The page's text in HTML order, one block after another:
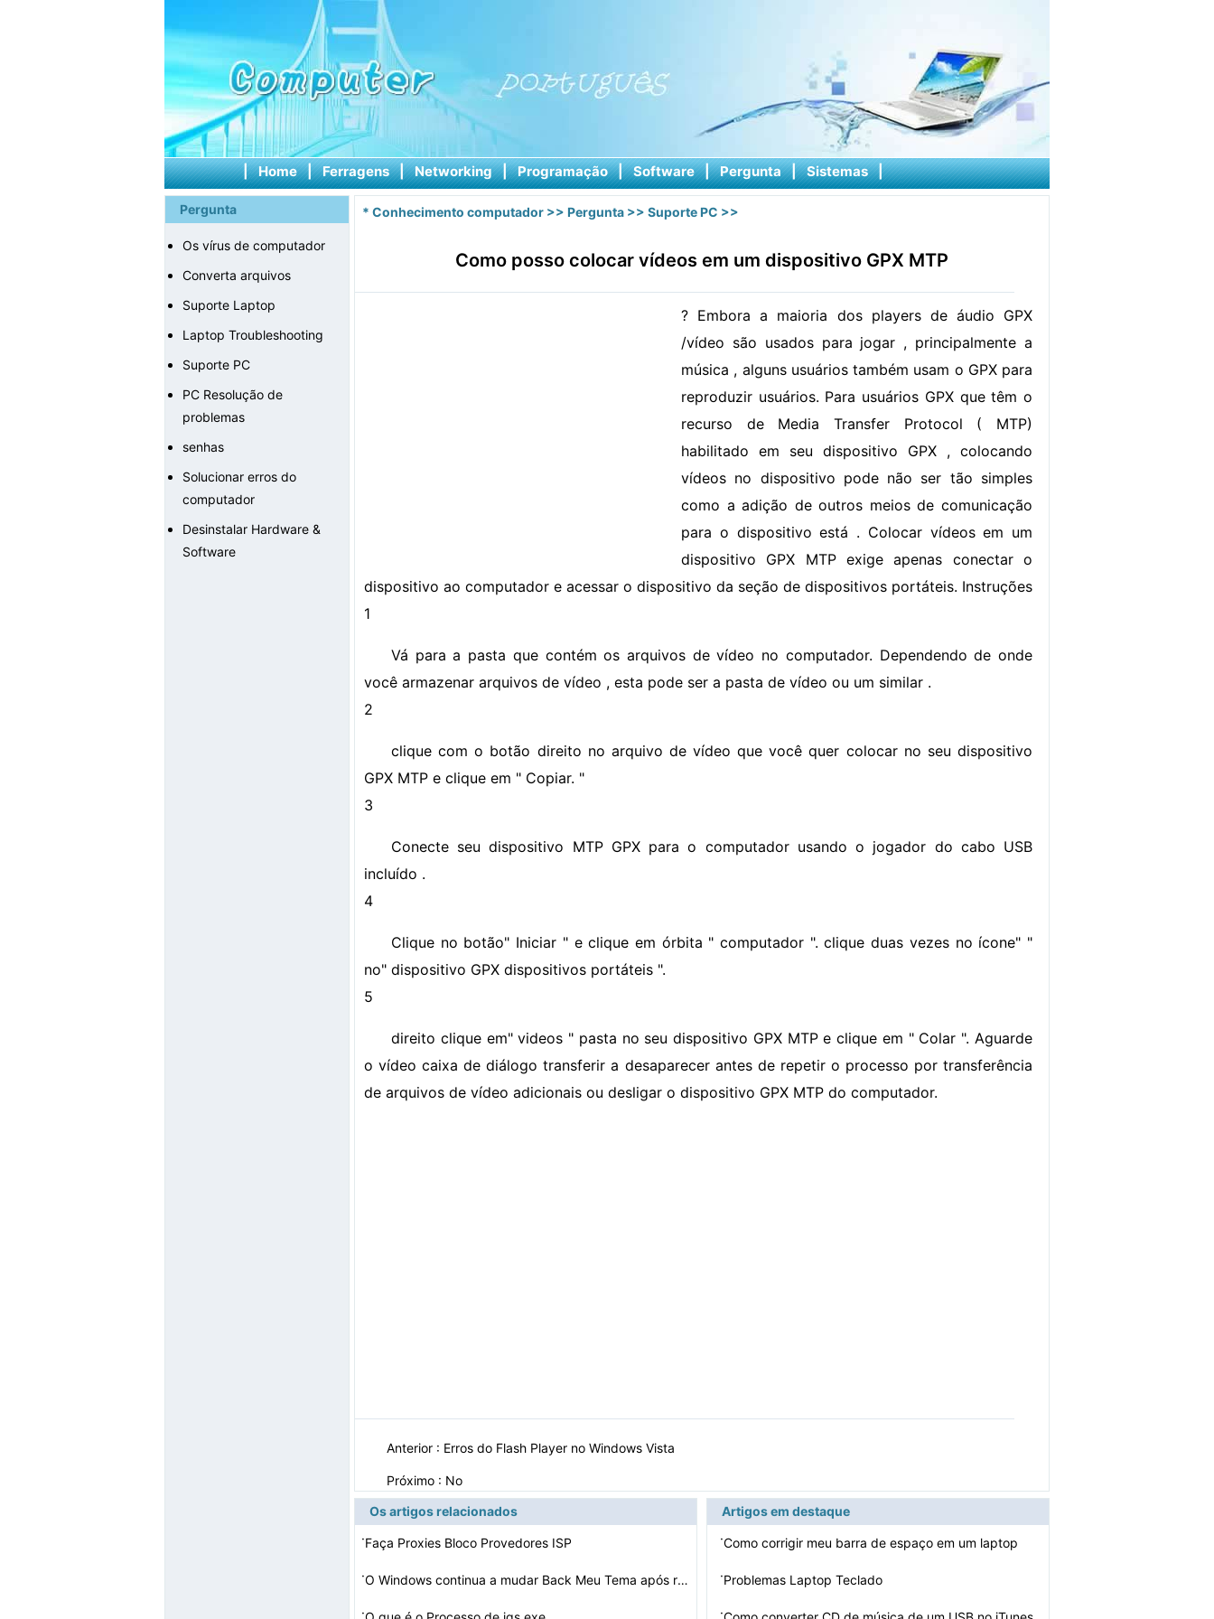
| Home | Ferragens | Networking | Programação | Software | Pergunta | Sistemas |
Pergunta
Os vírus de computador
Converta arquivos
Suporte Laptop
Laptop Troubleshooting
Suporte PC
PC Resolução de
problemas
senhas
Solucionar erros do
computador
Desinstalar Hardware &
Software
* Conhecimento computador >> Pergunta >> Suporte PC >>
Como posso colocar vídeos em um dispositivo GPX MTP
? Embora a maioria dos players de áudio GPX
/vídeo são usados ​​para jogar , principalmente a
música , alguns usuários também usam o GPX para
reproduzir usuários. Para usuários GPX que têm o
recurso de Media Transfer Protocol ( MTP)
habilitado em seu dispositivo GPX , colocando
vídeos no dispositivo pode não ser tão simples
como a adição de outros meios de comunicação
para o dispositivo está . Colocar vídeos em um
dispositivo GPX MTP exige apenas conectar o
dispositivo ao computador e acessar o dispositivo da seção de dispositivos portáteis. Instruções
1
Vá para a pasta que contém os arquivos de vídeo no computador. Dependendo de onde
você armazenar arquivos de vídeo , esta pode ser a pasta de vídeo ou um similar .
2
clique com o botão direito no arquivo de vídeo que você quer colocar no seu dispositivo
GPX MTP e clique em " Copiar. "
3
Conecte seu dispositivo MTP GPX para o computador usando o jogador do cabo USB
incluído .
4
Clique no botão" Iniciar " e clique em órbita " computador ". clique duas vezes no ícone" "
no" dispositivo GPX dispositivos portáteis ".
5
direito clique em" videos " pasta no seu dispositivo GPX MTP e clique em " Colar ". Aguarde
o vídeo caixa de diálogo transferir a desaparecer antes de repetir o processo por transferência
de arquivos de vídeo adicionais ou desligar o dispositivo GPX MTP do computador.
Anterior : Erros do Flash Player no Windows Vista
Próximo : No
Os artigos relacionados
·Faça Proxies Bloco Provedores ISP
· O Windows continua a mudar Back Meu Tema após reinicia…
·
Artigos em destaque
·Como corrigir meu barra de espaço em um laptop
·Problemas Laptop Teclado
·